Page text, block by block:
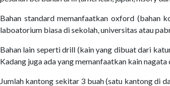
Bahan standard memanfaatkan oxford (bahan
laboatorium biasa di sekolah, universitas atau
Bahan lain seperti drill (kain yang dibuat dari
Kadang juga ada yang memanfaatkan kain
Jumlah kantong sekitar 3 buah (satu kantong di